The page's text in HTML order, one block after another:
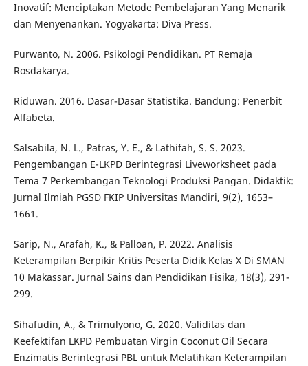
Inovatif: Menciptakan Metode Pembelajaran Yang Menarik
dan Menyenankan. Yogyakarta: Diva Press.
Purwanto, N. 2006. Psikologi Pendidikan. PT Remaja
Rosdakarya.
Riduwan. 2016. Dasar-Dasar Statistika. Bandung: Penerbit
Alfabeta.
Salsabila, N. L., Patras, Y. E., & Lathifah, S. S. 2023.
Pengembangan E-LKPD Berintegrasi Liveworksheet pada
Tema 7 Perkembangan Teknologi Produksi Pangan. Didaktik:
Jurnal Ilmiah PGSD FKIP Universitas Mandiri, 9(2), 1653–
1661.
Sarip, N., Arafah, K., & Palloan, P. 2022. Analisis
Keterampilan Berpikir Kritis Peserta Didik Kelas X Di SMAN
10 Makassar. Jurnal Sains dan Pendidikan Fisika, 18(3), 291-
299.
Sihafudin, A., & Trimulyono, G. 2020. Validitas dan
Keefektifan LKPD Pembuatan Virgin Coconut Oil Secara
Enzimatis Berintegrasi PBL untuk Melatihkan Keterampilan